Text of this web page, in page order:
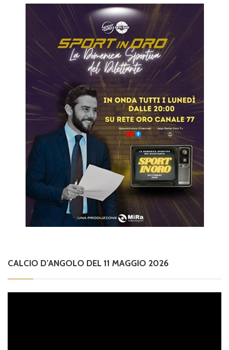
CALCIO D’ANGOLO DEL 11 MAGGIO 2026